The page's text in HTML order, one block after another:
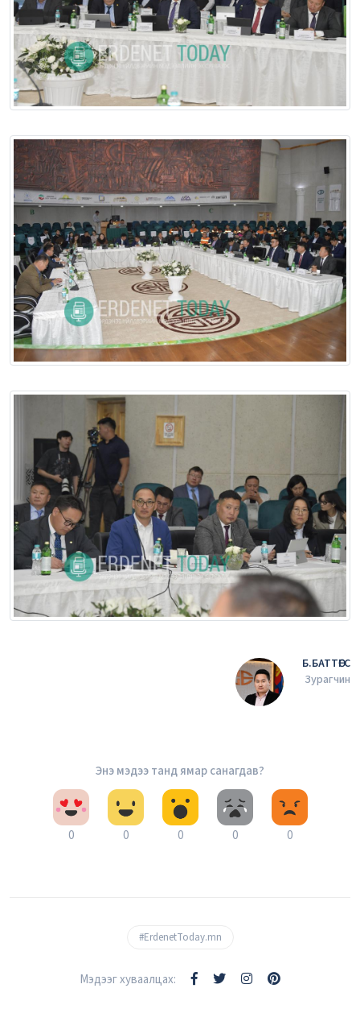
Б.БАТТӨГС
Зурагчин
Энэ мэдээ танд ямар санагдав?
0 0 0 0 0
#ErdenetToday.mn
Мэдээг хуваалцах: